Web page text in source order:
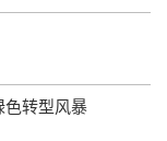
色转型风暴